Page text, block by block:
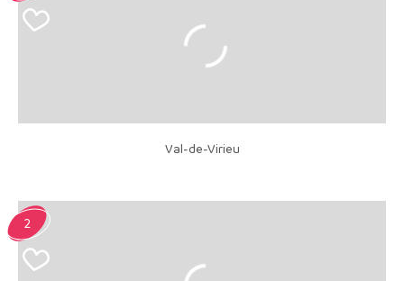
Val-de-Virieu
2